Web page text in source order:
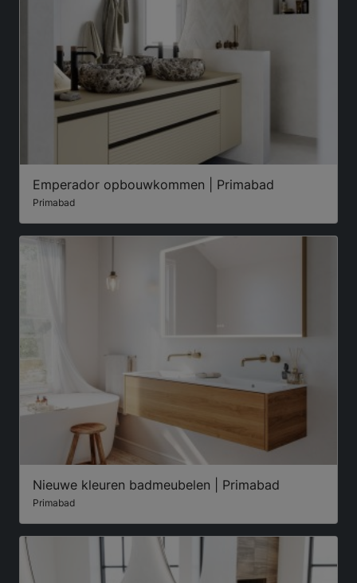
Emperador opbouwkommen | Primabad
Primabad
Nieuwe kleuren badmeubelen | Primabad
Primabad